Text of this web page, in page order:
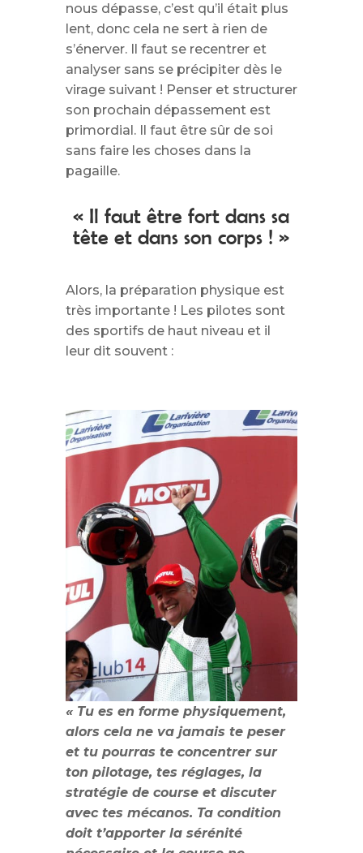
nous dépasse, c’est qu’il était plus
lent, donc cela ne sert à rien de
s’énerver. Il faut se recentrer et
analyser sans se précipiter dès le
virage suivant ! Penser et structurer
son prochain dépassement est
primordial. Il faut être sûr de soi
sans faire les choses dans la
pagaille.
« Il faut être fort dans sa
tête et dans son corps ! »
Alors, la préparation physique est
très importante ! Les pilotes sont
des sportifs de haut niveau et il
leur dit souvent :
« Tu es en forme physiquement,
alors cela ne va jamais te peser
et tu pourras te concentrer sur
ton pilotage, tes réglages, la
stratégie de course et discuter
avec tes mécanos. Ta condition
doit t’apporter la sérénité